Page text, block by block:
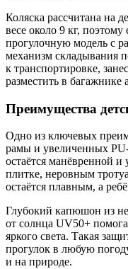
Коляска рассчитана на
весе около 9 кг,
прогулочную модель с
механизм складывания
к транспортировке,
разместить в багажнике
Преимущества
Одно из ключевых
рамы и увеличенных
остаётся манёвренной
плитке, неровным
остаётся плавным, а
Глубокий капюшон из
от солнца UV50+
яркого света. Такая
прогулок в любую
и на природе.